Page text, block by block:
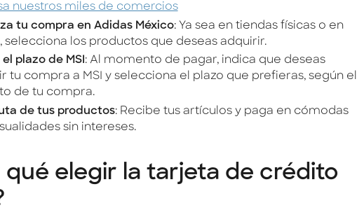
nuestros miles de comercios
tu compra en Adidas México: Ya sea en tiendas físicas o en
selecciona los productos que deseas adquirir.
el plazo de MSI: Al momento de pagar, indica que deseas
tu compra a MSI y selecciona el plazo que prefieras, según el
de tu compra.
de tus productos: Recibe tus artículos y paga en cómodas
sin intereses.
qué elegir la tarjeta de crédito